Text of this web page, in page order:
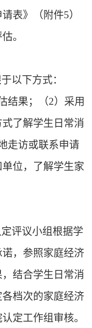
表》（附件5）
。
以下方式：
结果；（2）采用
了解学生日常消
走访或联系申请
位，了解学生家
评议小组根据学
，参照家庭经济
结合学生日常消
档次的家庭经济
定工作组审核。